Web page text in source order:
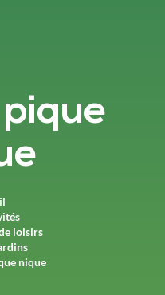
loisirs
nique